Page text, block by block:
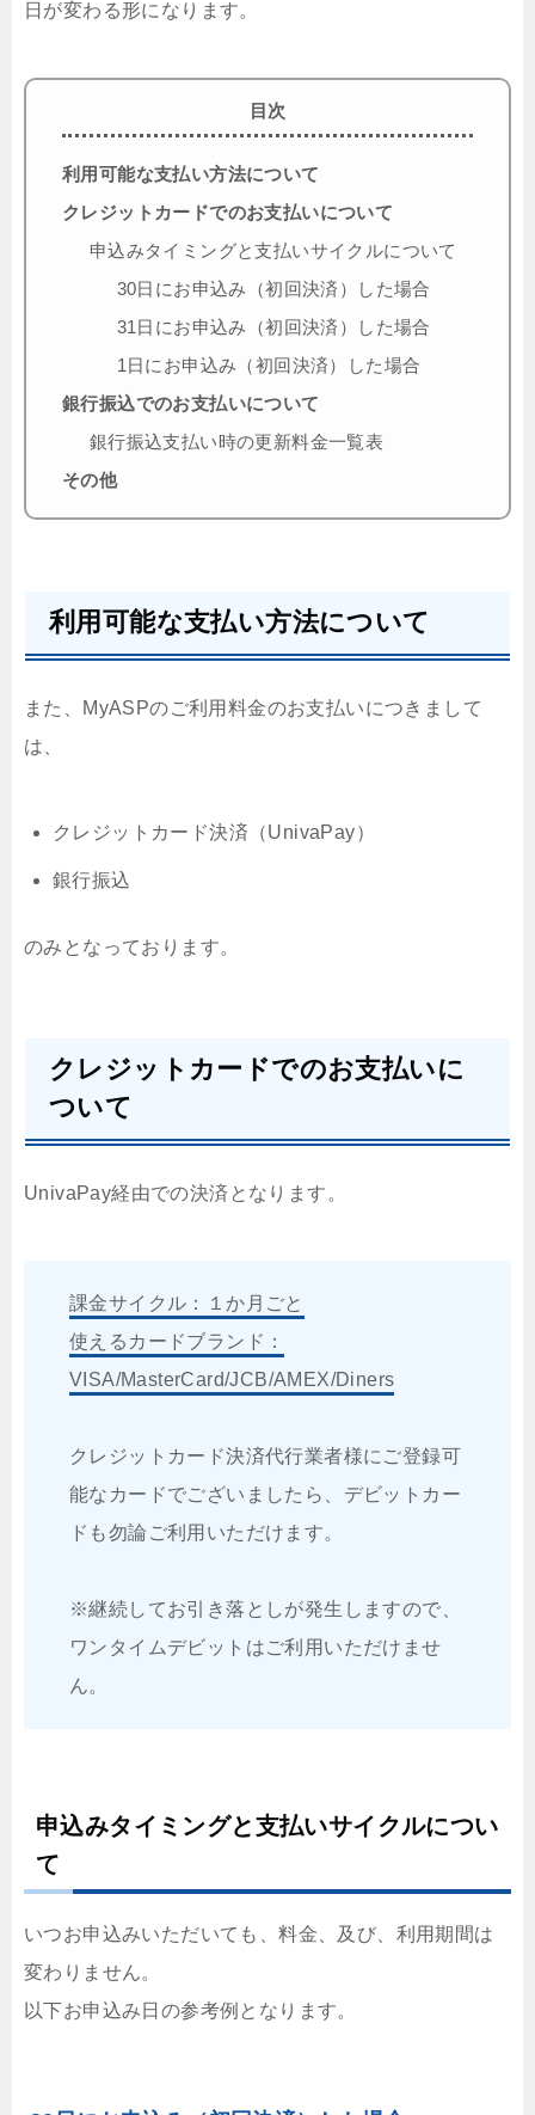
日が変わる形になります。
目次
利用可能な支払い方法について
クレジットカードでのお支払いについて
申込みタイミングと支払いサイクルについて
30日にお申込み（初回決済）した場合
31日にお申込み（初回決済）した場合
1日にお申込み（初回決済）した場合
銀行振込でのお支払いについて
銀行振込支払い時の更新料金一覧表
その他
利用可能な支払い方法について
また、MyASPのご利用料金のお支払いにつきまして
は、
クレジットカード決済（UnivaPay）
銀行振込
のみとなっております。
クレジットカードでのお支払いに
ついて
UnivaPay経由での決済となります。
課金サイクル：１か月ごと
使えるカードブランド：
VISA/MasterCard/JCB/AMEX/Diners
クレジットカード決済代行業者様にご登録可
能なカードでございましたら、デビットカー
ドも勿論ご利用いただけます。
※継続してお引き落としが発生しますので、
ワンタイムデビットはご利用いただけませ
ん。
申込みタイミングと支払いサイクルについ
て
いつお申込みいただいても、料金、及び、利用期間は
変わりません。
以下お申込み日の参考例となります。